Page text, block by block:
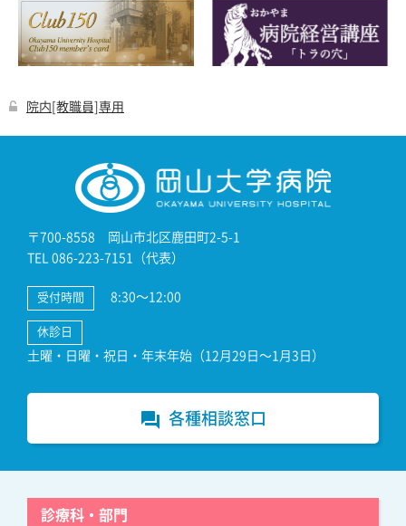
院内[教職員]専用
〒700-8558 岡山市北区鹿田町2-5-1
TEL 086-223-7151（代表）
受付時間 8:30～12:00
休診日
土曜・日曜・祝日・年末年始（12月29日～1月3日）
forum 各種相談窓口
診療科・部門